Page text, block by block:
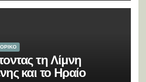
τη Λίμνη
και το Ηραίο